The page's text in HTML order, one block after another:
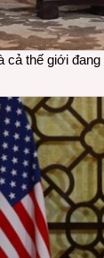
cả thế giới